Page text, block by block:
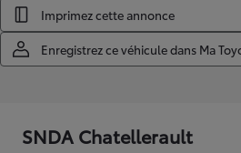
Imprimez cette annonce
Enregistrez ce véhicule dans Ma
SNDA Chatellerault